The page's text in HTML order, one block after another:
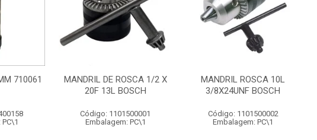
710061
MANDRIL DE ROSCA 1/2 X
20F 13L BOSCH
Código: 1101500001
Embalagem: PC\1
MANDRIL ROSCA 10L
3/8X24UNF BOSCH
Código: 1101500002
Embalagem: PC\1